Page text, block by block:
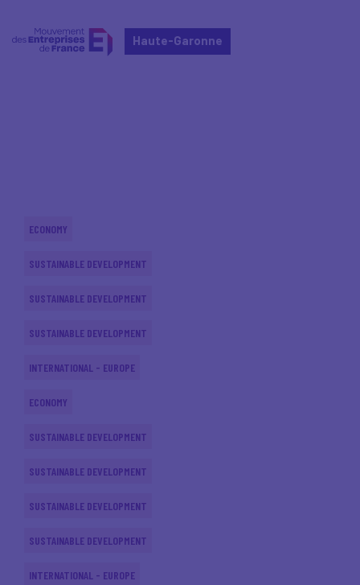
Haute-Garonne
ECONOMY
SUSTAINABLE DEVELOPMENT
SUSTAINABLE DEVELOPMENT
SUSTAINABLE DEVELOPMENT
INTERNATIONAL - EUROPE
ECONOMY
SUSTAINABLE DEVELOPMENT
SUSTAINABLE DEVELOPMENT
SUSTAINABLE DEVELOPMENT
SUSTAINABLE DEVELOPMENT
INTERNATIONAL - EUROPE